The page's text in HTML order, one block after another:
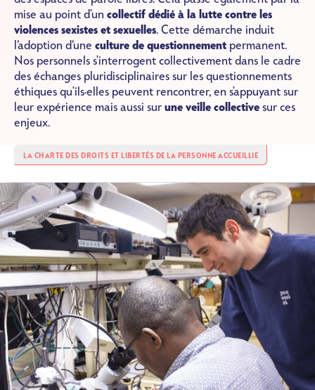
mise au point d'un collectif dédié à la lutte contre les
violences sexistes et sexuelles. Cette démarche induit
l’adoption d’une culture de questionnement permanent.
Nos personnels s'interrogent collectivement dans le cadre
des échanges pluridisciplinaires sur les questionnements
éthiques qu'ils·elles peuvent rencontrer, en s'appuyant sur
leur expérience mais aussi sur une veille collective sur ces
enjeux.
LA CHARTE DES DROITS ET LIBERTÉS DE LA PERSONNE ACCUEILLIE
Image